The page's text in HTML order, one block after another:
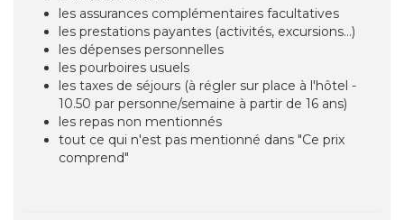
les assurances complémentaires facultatives
les prestations payantes (activités, excursions...)
les dépenses personnelles
les pourboires usuels
les taxes de séjours (à régler sur place à l'hôtel -
10.50 par personne/semaine à partir de 16 ans)
les repas non mentionnés
tout ce qui n'est pas mentionné dans "Ce prix
comprend"